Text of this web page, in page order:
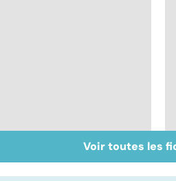
Inflammation des
amygdales : que faire
Voir toutes les